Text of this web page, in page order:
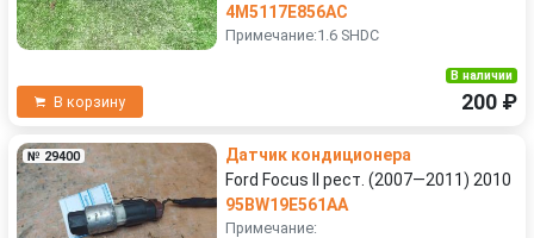
4M5117E856AC
Примечание:1.6 SHDC
В корзину
В наличии
200 ₽
№ 29400
Датчик кондиционера
Ford Focus II рест. (2007—2011) 2010
95BW19E561AA
Примечание: